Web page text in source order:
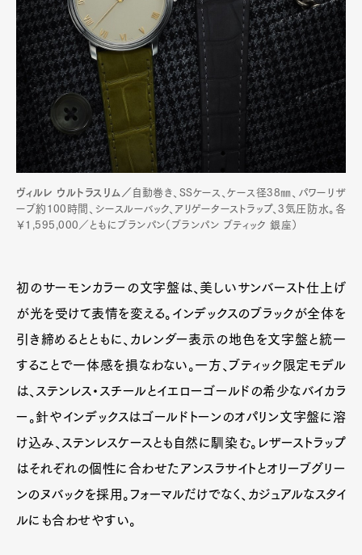
ヴィルレ ウルトラスリム／ 自動巻き、SSケース、ケース径38㎜、パワーリザ
ーブ約100時間、シースルーバック、アリゲーターストラップ、3気圧防水。各
￥1,595,000／ともにブランパン（ブランパン ブティック 銀座）
初のサーモンカラーの文字盤は、美しいサンバースト仕上げ
が光を受けて表情を変える。インデックスのブラックが全体を
引き締めるとともに、カレンダー表示の地色を文字盤と統一
することで一体感を損なわない。一方、ブティック限定モデル
は、ステンレス・スチールとイエローゴールドの希少なバイカラ
ー。針やインデックスはゴールドトーンのオパリン文字盤に溶
け込み、ステンレスケースとも自然に馴染む。レザーストラップ
はそれぞれの個性に合わせたアンスラサイトとオリーブグリー
ンのヌバックを採用。フォーマルだけでなく、カジュアルなスタイ
ルにも合わせやすい。